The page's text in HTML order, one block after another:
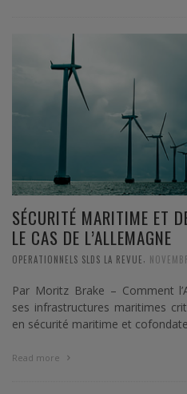
SÉCURITÉ MARITIME ET
LE CAS DE L’ALLEMAGNE
OPERATIONNELS SLDS LA REVUE
Par Moritz Brake – Comment
ses infrastructures maritimes
en sécurité maritime et
Read more